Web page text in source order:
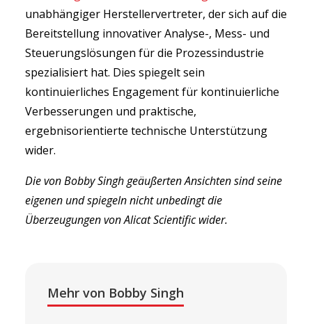
unabhängiger Herstellervertreter, der sich auf die
Bereitstellung innovativer Analyse-, Mess- und
Steuerungslösungen für die Prozessindustrie
spezialisiert hat. Dies spiegelt sein
kontinuierliches Engagement für kontinuierliche
Verbesserungen und praktische,
ergebnisorientierte technische Unterstützung
wider.
Die von Bobby Singh geäußerten Ansichten sind seine
eigenen und spiegeln nicht unbedingt die
Überzeugungen von Alicat Scientific wider.
Mehr von Bobby Singh